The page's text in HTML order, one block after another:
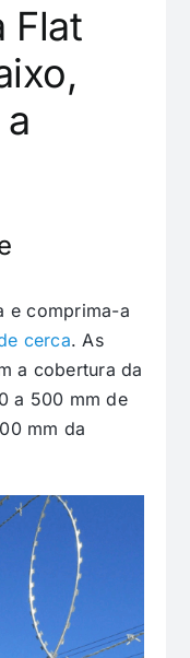
Flat
e comprima-a
cerca. As
a cobertura da
a 500 mm de
mm da